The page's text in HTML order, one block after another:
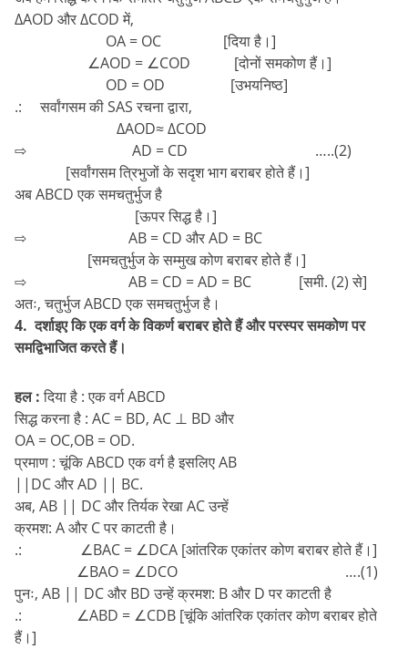
∆AOD और ∆COD में,
OA = OC [दिया है।]
∠AOD = ∠COD [दोनों समकोण हैं।]
OD = OD [उभयनिष्ठ]
.: सर्वांगसम की SAS रचना द्वारा,
∆AOD≈ ∆COD
⇨ AD = CD …..(2)
[सर्वांगसम त्रिभुजों के सदृश भाग बराबर होते हैं।]
अब ABCD एक समचतुर्भुज है
[ऊपर सिद्ध है।]
⇨ AB = CD और AD = BC
[समचतुर्भुज के सम्मुख कोण बराबर होते हैं।]
⇨ AB = CD = AD = BC [समी. (2) से]
अतः, चतुर्भुज ABCD एक समचतुर्भुज है।
4. दर्शाइए कि एक वर्ग के विकर्ण बराबर होते हैं और परस्पर समकोण पर
समद्विभाजित करते हैं।
हल :दिया है : एक वर्ग ABCD
सिद्ध करना है : AC = BD, AC ⊥ BD और
OA = OC,OB = OD.
प्रमाण : चूंकि ABCD एक वर्ग है इसलिए AB
||DC और AD || BC.
अब, AB || DC और तिर्यक रेखा AC उन्हें
क्रमश: A और C पर काटती है।
.: ∠BAC = ∠DCA [आंतरिक एकांतर कोण बराबर होते हैं।]
∠BAO = ∠DCO ….(1)
पुनः, AB || DC और BD उन्हें क्रमश: B और D पर काटती है
.: ∠ABD = ∠CDB [चूंकि आंतरिक एकांतर कोण बराबर होते
हैं।]